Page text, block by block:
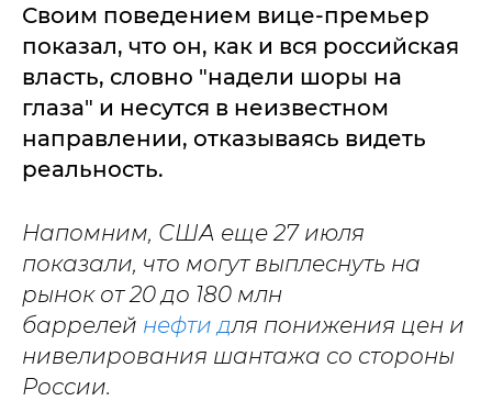
Своим поведением вице-премьер
показал, что он, как и вся российская
власть, словно "надели шоры на
глаза" и несутся в неизвестном
направлении, отказываясь видеть
реальность.
Напомним, США еще 27 июля
показали, что могут выплеснуть на
рынок от 20 до 180 млн
баррелей нефти для понижения цен и
нивелирования шантажа со стороны
России.